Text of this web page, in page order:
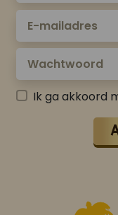
Ik ga akkoord